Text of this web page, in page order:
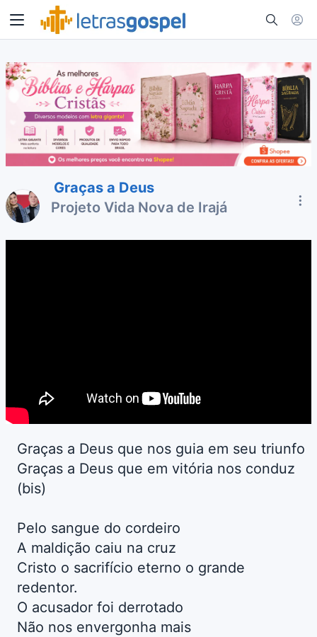
Graças a Deus
Projeto Vida Nova de Irajá
Graças a Deus que nos guia em seu triunfo
Graças a Deus que em vitória nos conduz
(bis)
Pelo sangue do cordeiro
A maldição caiu na cruz
Cristo o sacrifício eterno o grande
redentor.
O acusador foi derrotado
Não nos envergonha mais